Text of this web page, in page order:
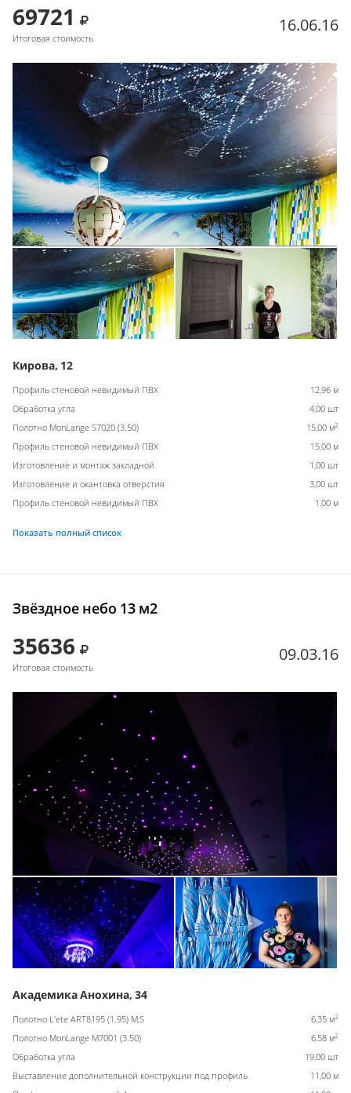
69721
Итоговая стоимость
16.06.16
Кирова, 12
Профиль стеновой невидимый ПВХ
12,96 м
Обработка угла
4,00 шт
Полотно MonLange S7020 (3.50)
15,00 м2
Профиль стеновой невидимый ПВХ
15,00 м
Изготовление и монтаж закладной
1,00 шт
Изготовление и окантовка отверстия
3,00 шт
Профиль стеновой невидимый ПВХ
1,00 м
Показать полный список
Звёздное небо 13 м2
35636
Итоговая стоимость
09.03.16
Академика Анохина, 34
Полотно L'ete ART8195 (1.95) M,S 6,35 м2
Полотно MonLange M7001 (3.50) 6,58 м2
Обработка угла
19,00 шт
Выставление дополнительной конструкции под профиль
11,00 м